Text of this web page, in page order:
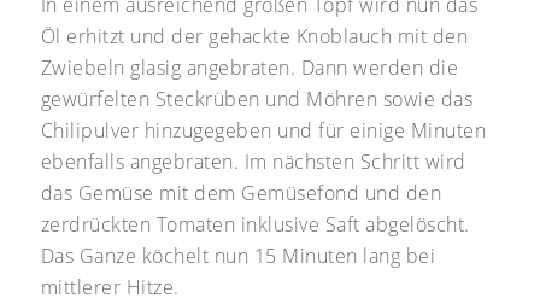
In einem ausreichend großen Topf wird nun das
Öl erhitzt und der gehackte Knoblauch mit den
Zwiebeln glasig angebraten. Dann werden die
gewürfelten Steckrüben und Möhren sowie das
Chilipulver hinzugegeben und für einige Minuten
ebenfalls angebraten. Im nächsten Schritt wird
das Gemüse mit dem Gemüsefond und den
zerdrückten Tomaten inklusive Saft abgelöscht.
Das Ganze köchelt nun 15 Minuten lang bei
mittlerer Hitze.